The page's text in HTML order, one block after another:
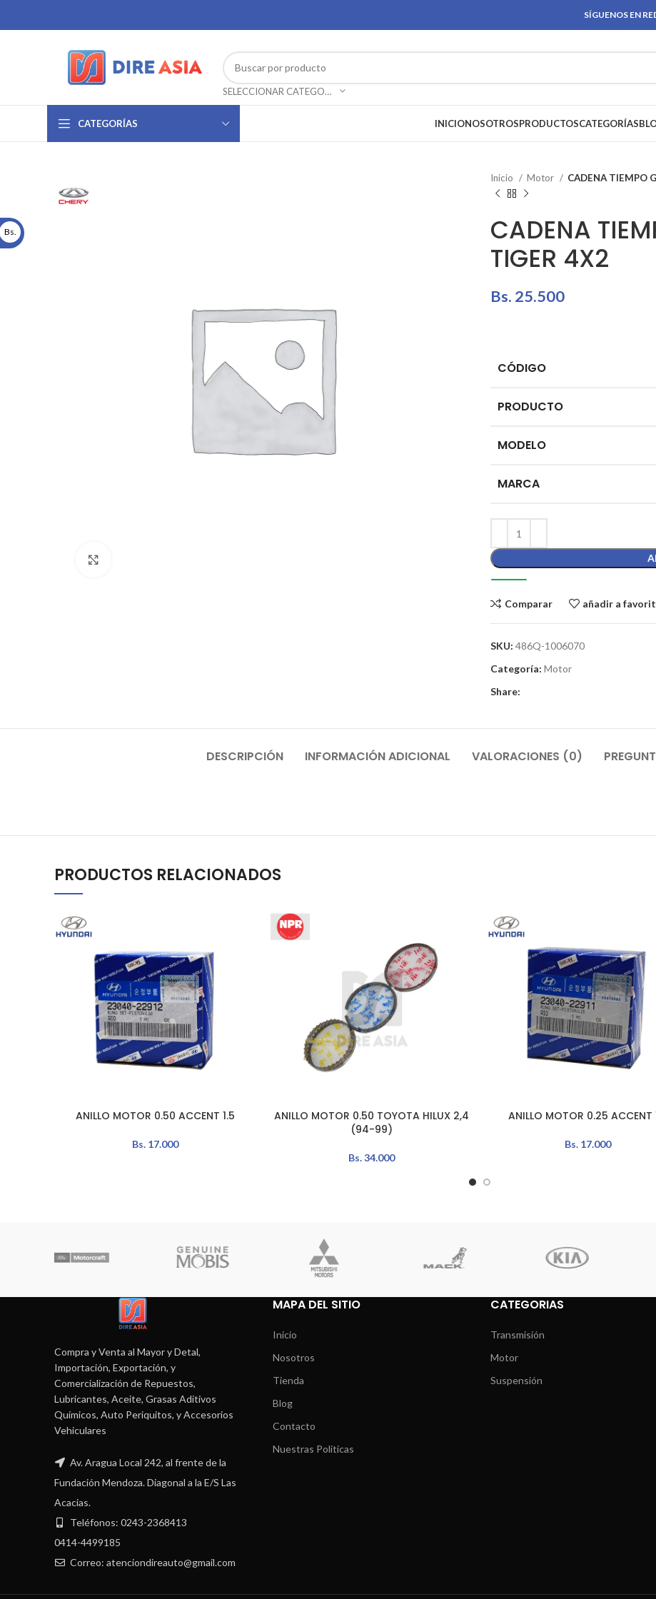
SÍGUENOS EN
SELECCIONAR CATEGORÍA
CATEGORÍAS INICIONOSOTROSPRODUCTOSCATEGORÍAS
Inicio Motor CADENA TIEMPO
CADENA
TIGER 4X2
Bs. 25.500
CÓDIGO
PRODUCTO
MODELO
MARCA
Comparar añadir a
SKU: 486Q-1006070
Categoría: Motor
Share:
DESCRIPCIÓN INFORMACIÓN ADICIONAL VALORACIONES (0)
PRODUCTOS RELACIONADOS
AÑADIR AL CARRITO
ANILLO MOTOR 0.50 ACCENT 1.5
Bs. 17.000
AÑADIR AL CARRITO
ANILLO MOTOR 0.50 TOYOTA HILUX 2,4
(94-99)
Bs.34.000
AÑADIR AL CARRITO
ANILLO MOTOR 0.25 ACCENT
Bs. 17.000
Compra y Venta al Mayor y Detal,
Importación, Exportación, y
Comercialización de Repuestos,
Lubricantes, Aceite, Grasas Aditivos
Químicos, Auto Periquitos, y Accesorios
Vehiculares
Av. Aragua Local 242, al frente de la
Fundación Mendoza. Diagonal a la E/S Las
Acacias.
Teléfonos: 0243-2368413
0414-4499185
Correo: atenciondireauto@gmail.com
MAPA DEL SITIO
Inicio
Nosotros
Tienda
Blog
Contacto
Nuestras Políticas
CATEGORIAS
Transmisión
Motor
Suspensión
Bs.